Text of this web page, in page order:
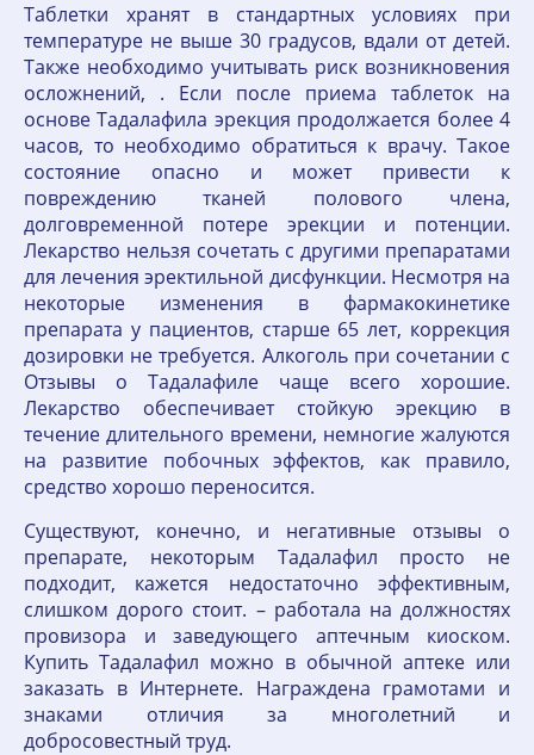
Таблетки хранят в стандартных условиях при
температуре не выше 30 градусов, вдали от детей.
Также необходимо учитывать риск возникновения
осложнений, . Если после приема таблеток на
основе Тадалафила эрекция продолжается более 4
часов, то необходимо обратиться к врачу. Такое
состояние опасно и может привести к
повреждению тканей полового члена,
долговременной потере эрекции и потенции.
Лекарство нельзя сочетать с другими препаратами
для лечения эректильной дисфункции. Несмотря на
некоторые изменения в фармакокинетике
препарата у пациентов, старше 65 лет, коррекция
дозировки не требуется. Алкоголь при сочетании с
Отзывы о Тадалафиле чаще всего хорошие.
Лекарство обеспечивает стойкую эрекцию в
течение длительного времени, немногие жалуются
на развитие побочных эффектов, как правило,
средство хорошо переносится.
Существуют, конечно, и негативные отзывы о
препарате, некоторым Тадалафил просто не
подходит, кажется недостаточно эффективным,
слишком дорого стоит. – работала на должностях
провизора и заведующего аптечным киоском.
Купить Тадалафил можно в обычной аптеке или
заказать в Интернете. Награждена грамотами и
знаками отличия за многолетний и
добросовестный труд.